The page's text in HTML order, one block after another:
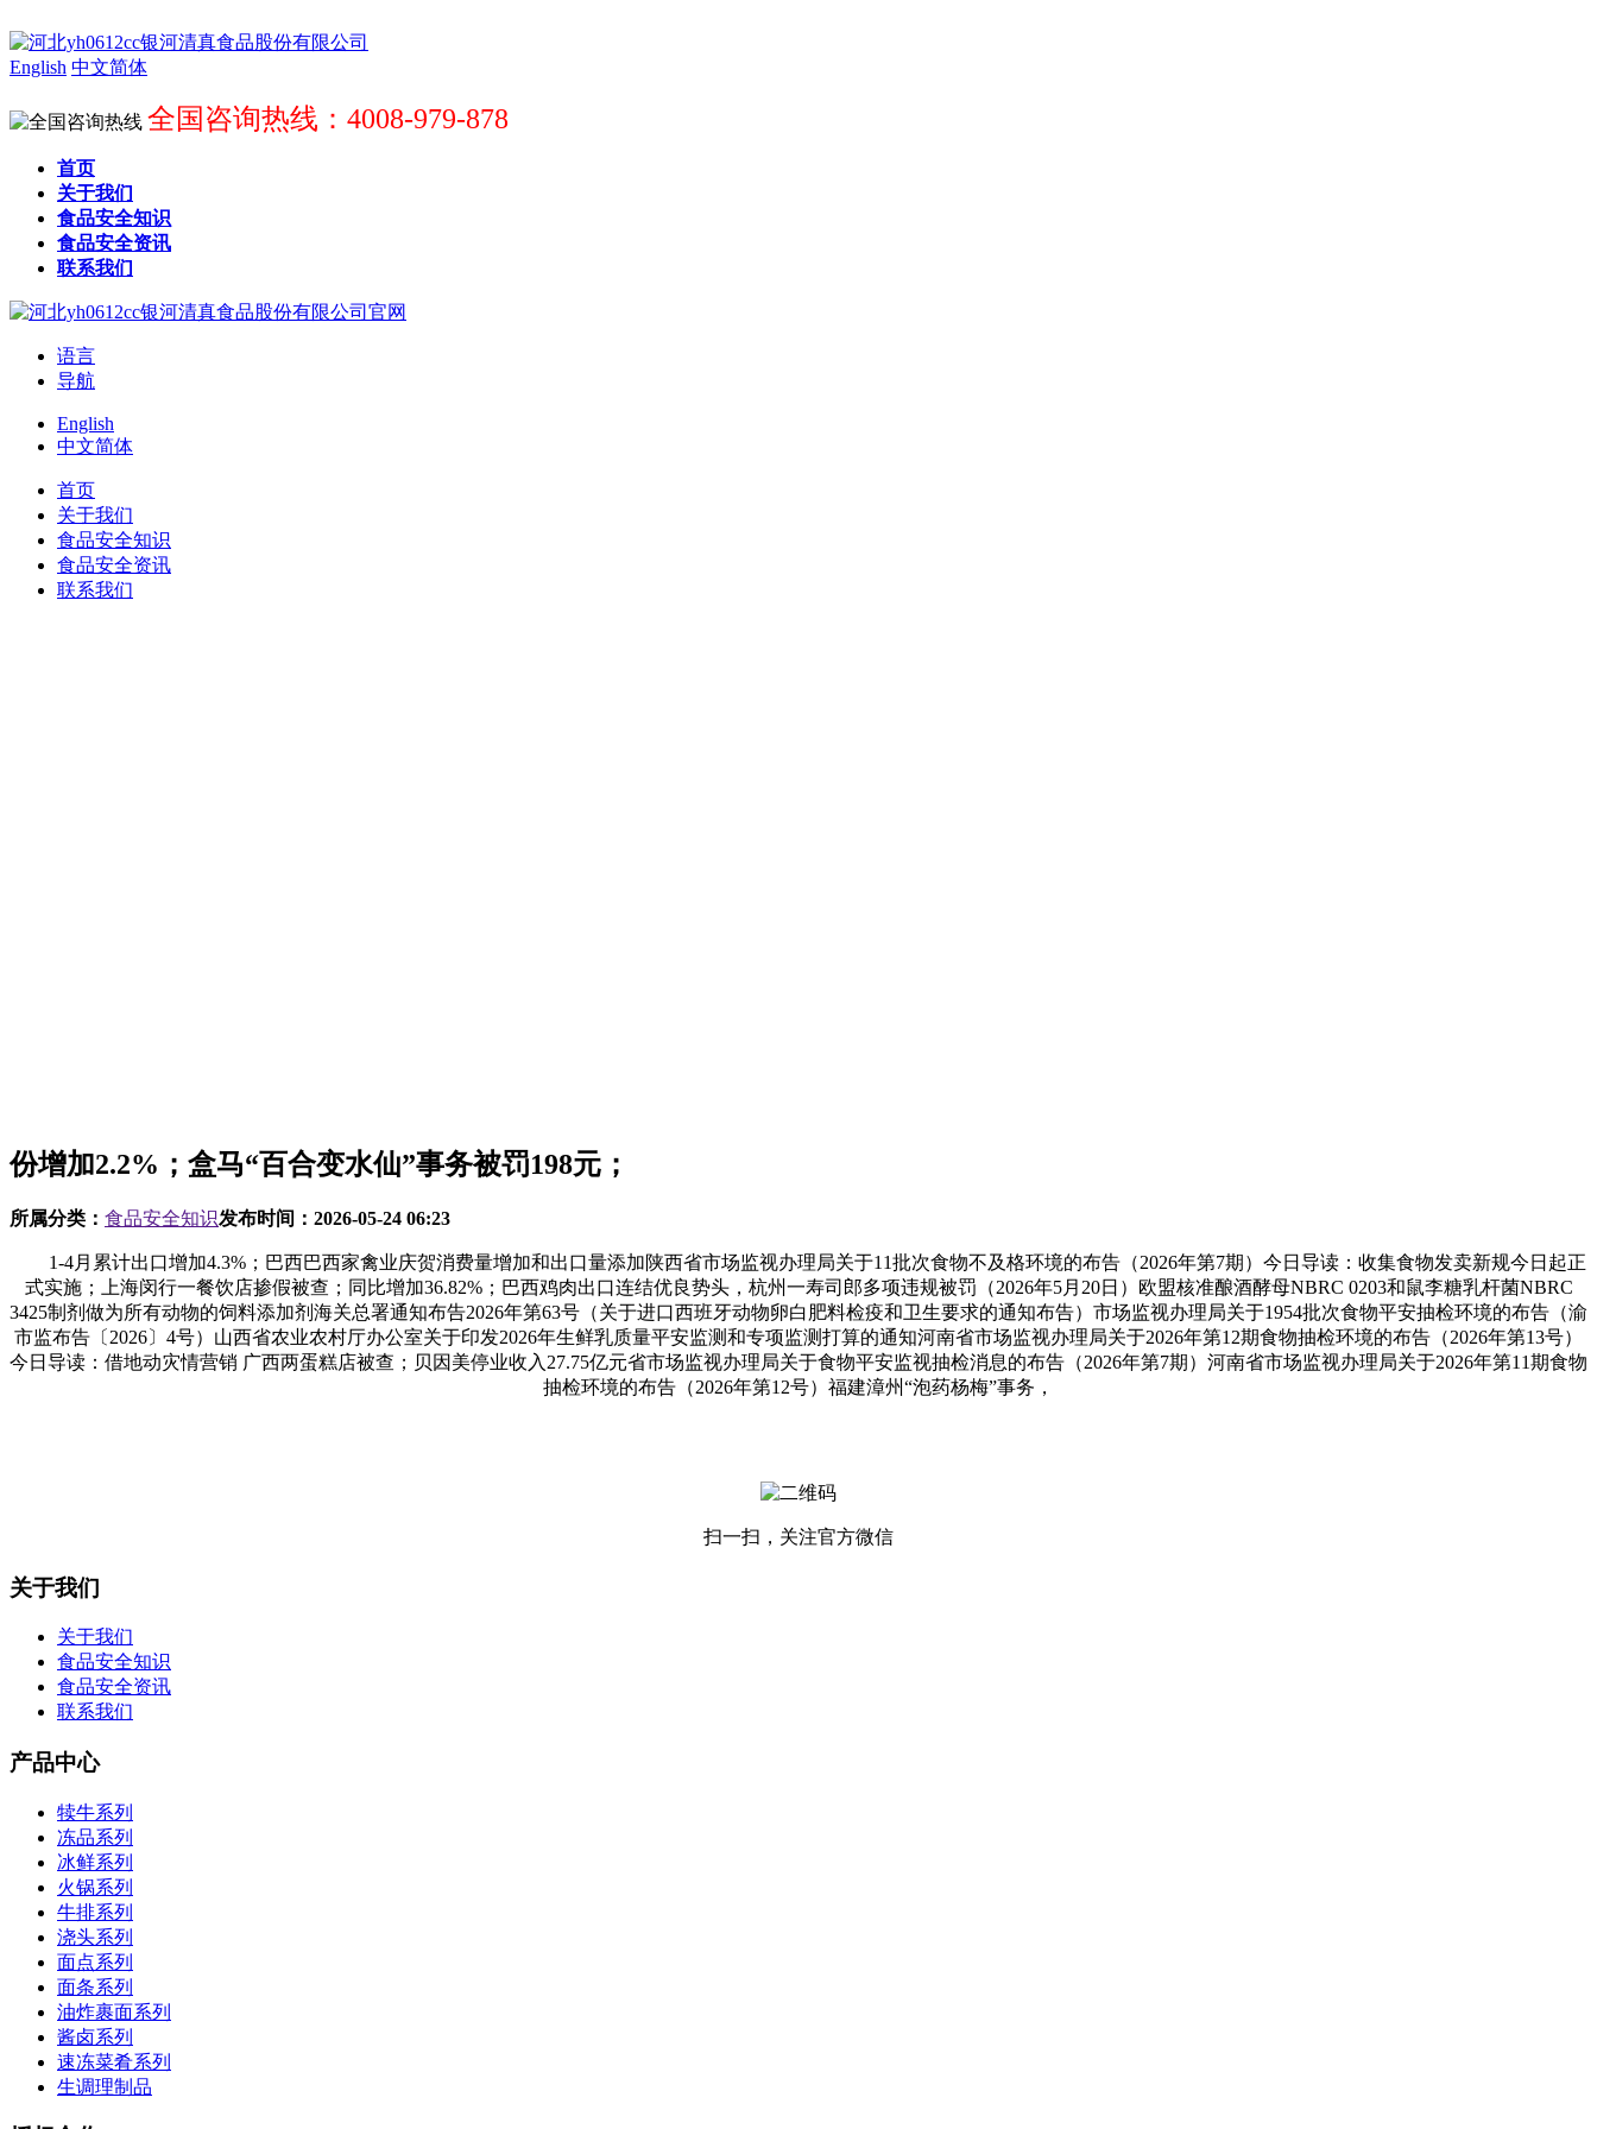
English 中文简体
全国咨询热线：4008-979-878
首页
关于我们
食品安全知识
食品安全资讯
联系我们
语言
导航
English
中文简体
首页
关于我们
食品安全知识
食品安全资讯
联系我们
份增加2.2%；盒马“百合变水仙”事务被罚198元；
所属分类： 食品安全知识发布时间： 2026-05-24 06:23
1-4月累计出口增加4.3%；巴西巴西家禽业庆贺消费量增加和出口量添加陕西省市场监视办理局关于11批次食物不及格环境的布告（2026年第7期）今日导读：收集食物发卖新规今日起正
式实施；上海闵行一餐饮店掺假被查；同比增加36.82%；巴西鸡肉出口连结优良势头，杭州一寿司郎多项违规被罚（2026年5月20日）欧盟核准酿酒酵母NBRC 0203和鼠李糖乳杆菌NBRC
3425制剂做为所有动物的饲料添加剂海关总署通知布告2026年第63号（关于进口西班牙动物卵白肥料检疫和卫生要求的通知布告）市场监视办理局关于1954批次食物平安抽检环境的布告（渝
市监布告〔2026〕4号）山西省农业农村厅办公室关于印发2026年生鲜乳质量平安监测和专项监测打算的通知河南省市场监视办理局关于2026年第12期食物抽检环境的布告（2026年第13号）
今日导读：借地动灾情营销 广西两蛋糕店被查；贝因美停业收入27.75亿元省市场监视办理局关于食物平安监视抽检消息的布告（2026年第7期）河南省市场监视办理局关于2026年第11期食物
抽检环境的布告（2026年第12号）福建漳州“泡药杨梅”事务，
扫一扫，关注官方微信
关于我们
关于我们
食品安全知识
食品安全资讯
联系我们
产品中心
犊牛系列
冻品系列
冰鲜系列
火锅系列
牛排系列
浇头系列
面点系列
面条系列
油炸裹面系列
酱卤系列
速冻菜肴系列
生调理制品